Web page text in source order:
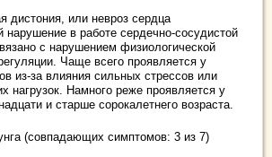
дистония, или невроз сердца
нарушение в работе сердечно-сосудистой
с нарушением физиологической
Чаще всего проявляется у
из-за влияния сильных стрессов или
нагрузок. Намного реже проявляется у
и старше сорокалетнего возраста.
(совпадающих симптомов: 3 из 7)